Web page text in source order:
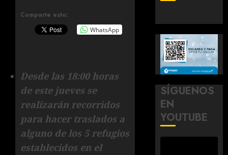
Comparte esto:
WhatsApp
Desde las 18:00 horas
de este jueves se
realizarán recorridos
para hacer traslados a
alguno de los 5 refugios
establecidos en el
SÍGUENOS
EN
YOUTUBE